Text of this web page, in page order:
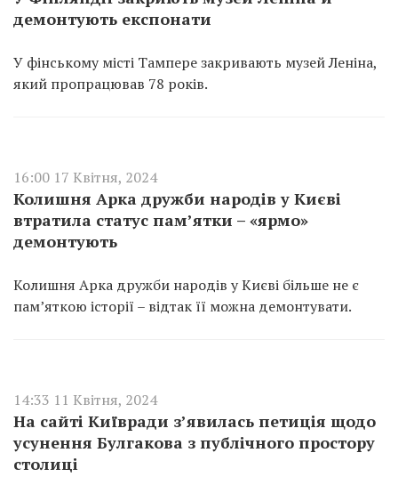
демонтують експонати
У фінському місті Тампере закривають музей Леніна,
який пропрацював 78 років.
16:00 17 Квітня, 2024
Колишня Арка дружби народів у Києві
втратила статус пам’ятки – «ярмо»
демонтують
Колишня Арка дружби народів у Києві більше не є
памʼяткою історії – відтак її можна демонтувати.
14:33 11 Квітня, 2024
На сайті Київради з’явилась петиція щодо
усунення Булгакова з публічного простору
столиці